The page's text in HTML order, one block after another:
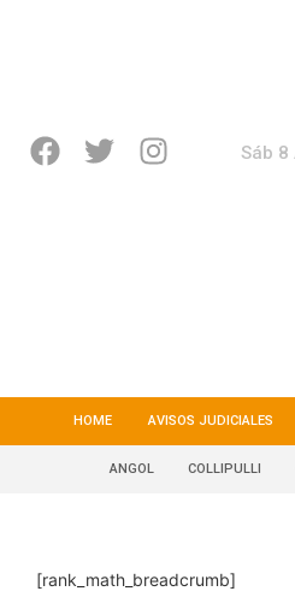
Sáb
HOME AVISOS JUDICIALES
ANGOL COLLIPULLI
[rank_math_breadcrumb]